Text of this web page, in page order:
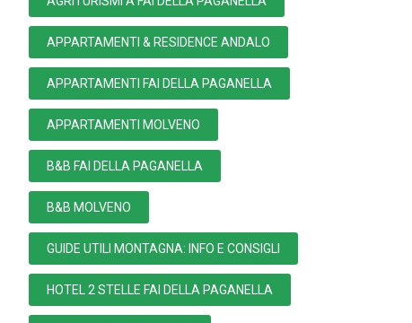
APPARTAMENTI & RESIDENCE ANDALO
APPARTAMENTI FAI DELLA PAGANELLA
APPARTAMENTI MOLVENO
B&B FAI DELLA PAGANELLA
B&B MOLVENO
GUIDE UTILI MONTAGNA: INFO E CONSIGLI
HOTEL 2 STELLE FAI DELLA PAGANELLA